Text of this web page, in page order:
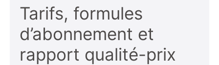
Tarifs, formules
d’abonnement et
rapport qualité-prix